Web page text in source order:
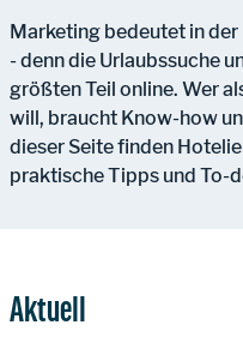
Marketing bedeutet in
- denn die Urlaubssuche
größten Teil online. Wer
will, braucht Know-how
dieser Seite finden
praktische Tipps und To-
Aktuell